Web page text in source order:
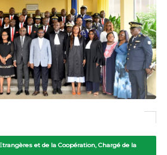
et de la Coopération, Chargé de la